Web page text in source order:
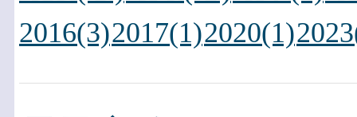
2016(3)2017(1)2020(1)